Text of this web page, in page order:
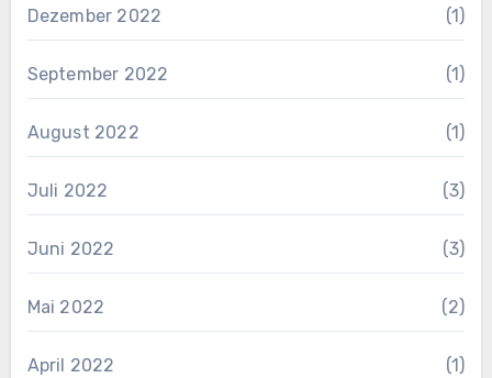
Dezember 2022 (1)
September 2022 (1)
August 2022 (1)
Juli 2022 (3)
Juni 2022 (3)
Mai 2022 (2)
April 2022 (1)